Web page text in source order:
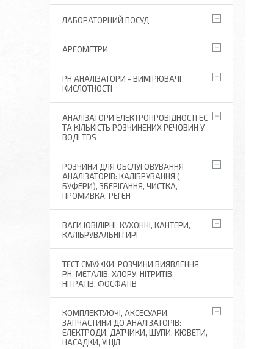
ЛАБОРАТОРНИЙ ПОСУД
АРЕОМЕТРИ
РН АНАЛІЗАТОРИ - ВИМІРЮВАЧІ
КИСЛОТНОСТІ
АНАЛІЗАТОРИ ЕЛЕКТРОПРОВІДНОСТІ EC
ТА КІЛЬКІСТЬ РОЗЧИНЕНИХ РЕЧОВИН У
ВОДІ TDS
РОЗЧИНИ ДЛЯ ОБСЛУГОВУВАННЯ
АНАЛІЗАТОРІВ: КАЛІБРУВАННЯ (
БУФЕРИ), ЗБЕРІГАННЯ, ЧИСТКА,
ПРОМИВКА, РЕГЕН
ВАГИ ЮВІЛІРНІ, КУХОННІ, КАНТЕРИ,
КАЛІБРУВАЛЬНІ ГИРІ
ТЕСТ СМУЖКИ, РОЗЧИНИ ВИЯВЛЕННЯ
РН, МЕТАЛІВ, ХЛОРУ, НІТРИТІВ,
НІТРАТІВ, ФОСФАТІВ
КОМПЛЕКТУЮЧІ, АКСЕСУАРИ,
ЗАПЧАСТИНИ ДО АНАЛІЗАТОРІВ:
ЕЛЕКТРОДИ, ДАТЧИКИ, ЩУПИ, КЮВЕТИ,
НАСАДКИ, УЩІЛ